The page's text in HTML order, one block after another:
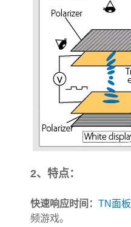
2、特点：
快速响应时间： TN面板
频游戏。